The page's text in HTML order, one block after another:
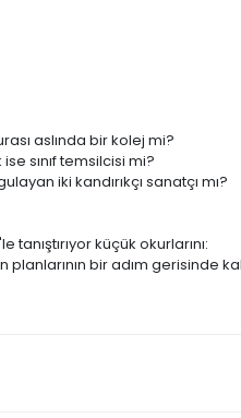
aslında bir kolej mi?
sınıf temsilcisi mi?
iki kandırıkçı sanatçı mı?
küçük okurlarını:
planlarının bir adım gerisinde